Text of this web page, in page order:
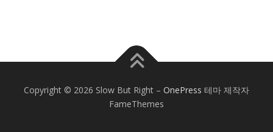
Copyright © 2026 Slow But Right – OnePress 테마 제작자
FameThemes